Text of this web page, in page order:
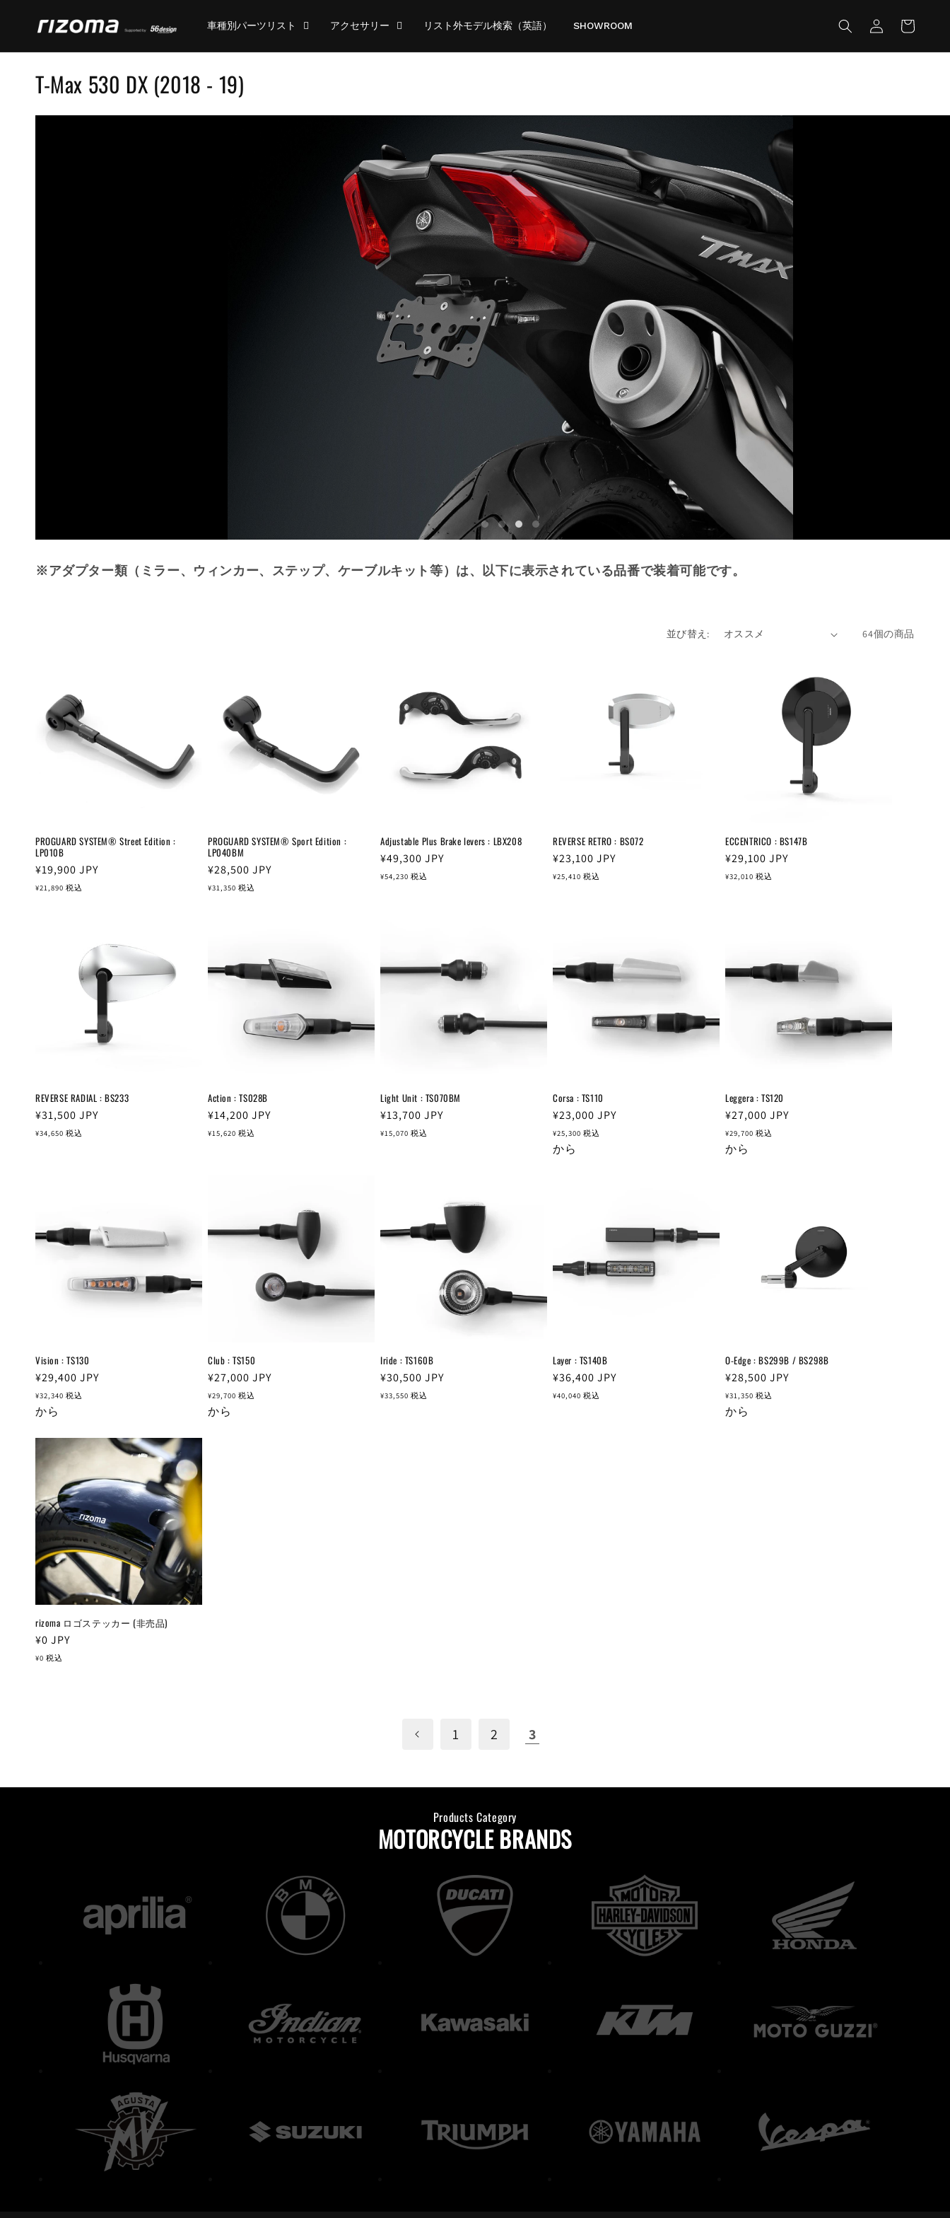
進む
車種別パーツリスト アクセサリー リスト外モデル検索（英語） SHOWROOM
グ
イ
ン
ー
コ
レ
T-Max 530 DX (2018 - 19)
※アダプター類（ミラー、ウィンカー、ステップ、ケーブルキット等）は、以下に表示されている品番で装着可能です。
並び替え: 64個の商品
PROGUARD SYSTEM® Street Edition :
LP010B
通
常
¥19,900 JPY
¥21,890 税込
PROGUARD SYSTEM® Sport Edition :
LP040BM
通
常
¥28,500 JPY
¥31,350 税込
Adjustable Plus Brake levers : LBX208
通
常
¥49,300 JPY
¥54,230 税込
REVERSE RETRO : BS072
通
常
¥23,100 JPY
¥25,410 税込
ECCENTRICO : BS147B
通
常
¥29,100 JPY
¥32,010 税込
REVERSE RADIAL : BS233
通
常
¥31,500 JPY
¥34,650 税込
Action : TS028B
通
常
¥14,200 JPY
¥15,620 税込
Light Unit : TS070BM
通
常
¥13,700 JPY
¥15,070 税込
Corsa : TS110
通
常
価
¥23,000 JPY
¥25,300 税込
から
Leggera : TS120
通
常
価
¥27,000 JPY
¥29,700 税込
から
Vision : TS130
通
常
価
¥29,400 JPY
¥32,340 税込
から
Club : TS150
通
常
価
¥27,000 JPY
¥29,700 税込
から
Iride : TS160B
通
常
¥30,500 JPY
¥33,550 税込
Layer : TS140B
通
常
¥36,400 JPY
¥40,040 税込
O-Edge : BS299B / BS298B
通
常
価
¥28,500 JPY
¥31,350 税込
から
rizoma ロゴステッカー (非売品)
通
常
¥0 JPY
¥0 税込
1 2 3
Products Category
MOTORCYCLE BRANDS